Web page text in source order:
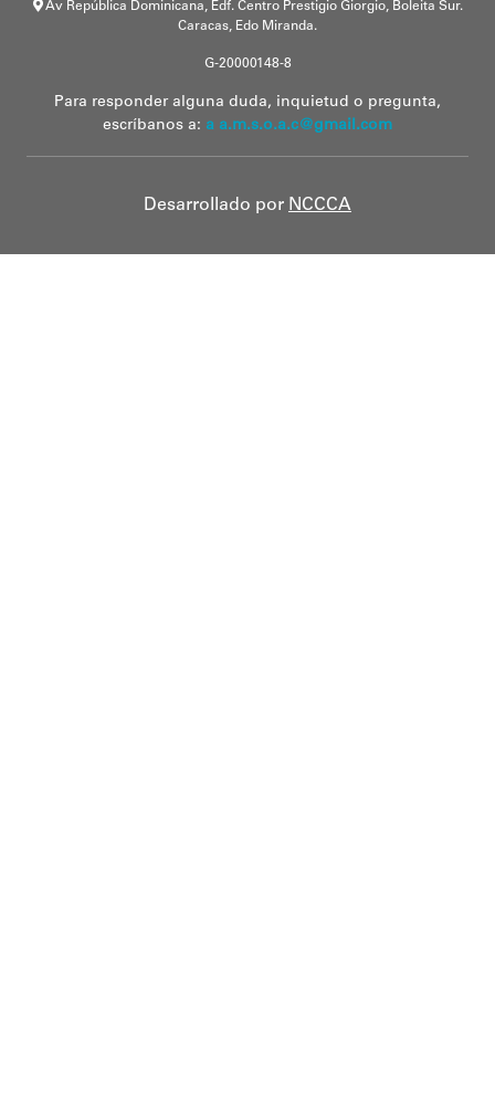
Av República Dominicana, Edf. Centro Prestigio Giorgio, Boleita Sur.
Caracas, Edo Miranda.
G-20000148-8
Para responder alguna duda, inquietud o pregunta,
escríbanos a: a a.m.s.o.a.c@gmail.com
Desarrollado por NCCCA